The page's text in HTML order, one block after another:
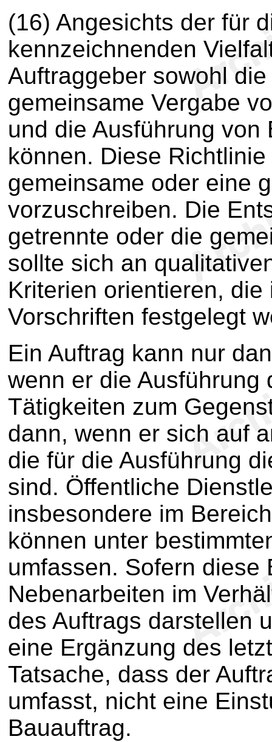
(16) Angesichts der für
kennzeichnenden
Auftraggeber sowohl
gemeinsame Vergabe
und die Ausführung
können. Diese
gemeinsame oder eine
vorzuschreiben. Die
getrennte oder die
sollte sich an
Kriterien orientieren,
Vorschriften festgelegt
Ein Auftrag kann nur
wenn er die Ausführung
Tätigkeiten zum
dann, wenn er sich auf
die für die Ausführung
sind. Öffentliche
insbesondere im
können unter
umfassen. Sofern diese
Nebenarbeiten im
des Auftrags darstellen
eine Ergänzung des
Tatsache, dass der
umfasst, nicht eine
Bauauftrag.